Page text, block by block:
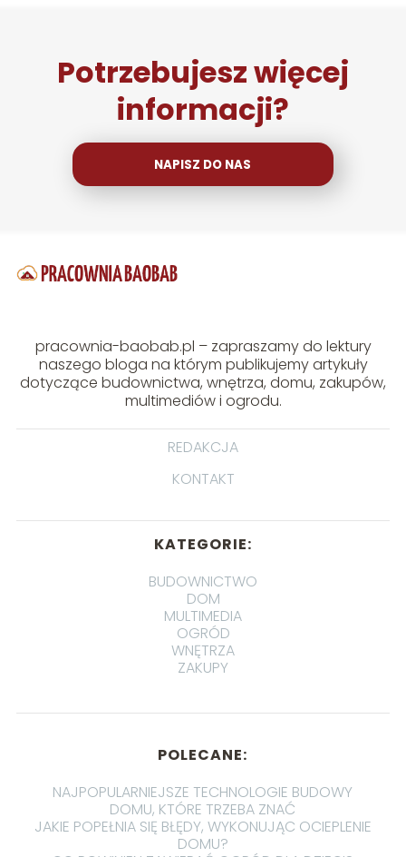
Potrzebujesz więcej
informacji?
NAPISZ DO NAS
pracownia-baobab.pl – zapraszamy do lektury
naszego bloga na którym publikujemy artykuły
dotyczące budownictwa, wnętrza, domu, zakupów,
multimediów i ogrodu.
REDAKCJA
KONTAKT
KATEGORIE:
BUDOWNICTWO
DOM
MULTIMEDIA
OGRÓD
WNĘTRZA
ZAKUPY
POLECANE:
NAJPOPULARNIEJSZE TECHNOLOGIE BUDOWY
DOMU, KTÓRE TRZEBA ZNAĆ
JAKIE POPEŁNIA SIĘ BŁĘDY, WYKONUJĄC OCIEPLENIE
DOMU?